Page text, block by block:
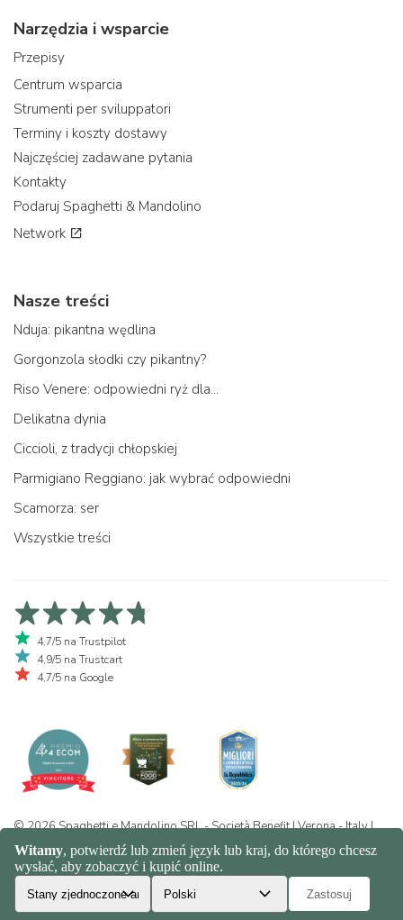
Narzędzia i wsparcie
Przepisy
Centrum wsparcia
Strumenti per sviluppatori
Terminy i koszty dostawy
Najczęściej zadawane pytania
Kontakty
Podaruj Spaghetti & Mandolino
Network
Nasze treści
Nduja: pikantna wędlina
Gorgonzola słodki czy pikantny?
Riso Venere: odpowiedni ryż dla...
Delikatna dynia
Ciccioli, z tradycji chłopskiej
Parmigiano Reggiano: jak wybrać odpowiedni
Scamorza: ser
Wszystkie treści
4,7/5 na Trustpilot
4,9/5 na Trustcart
4,7/5 na Google
© 2026 Spaghetti e Mandolino SRL - Società Benefit | Verona - Italy |
+39 351 865 9444 | P.I. IT04913730232 | Certificazione BIO: IT-BIO-
016.380-0110744.2026.001 | REA VR-455804 |Prywatność i polityka
plików cookie|Sitemap